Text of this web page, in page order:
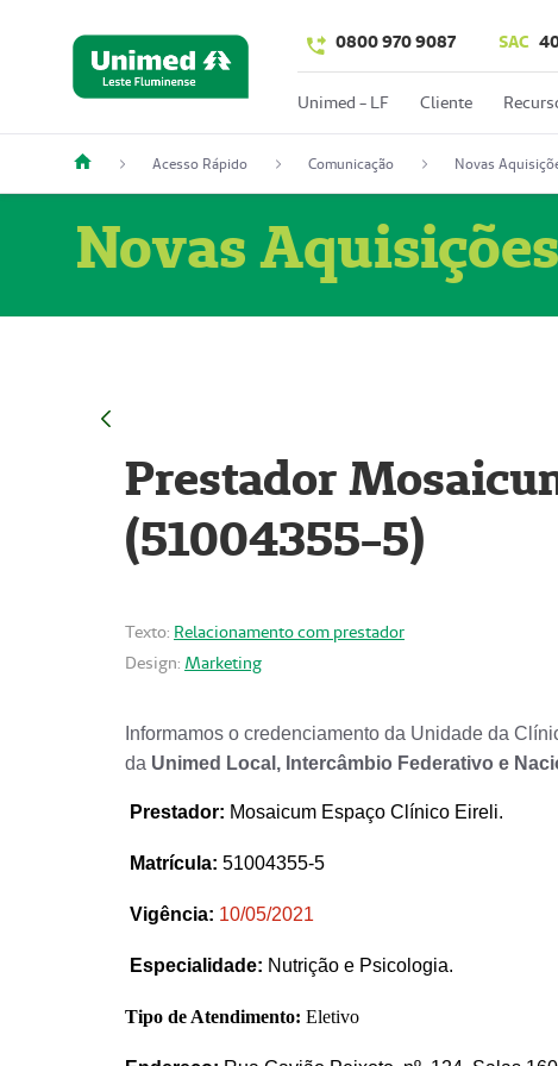
0800 970 9087 SAC
Unimed - LF Cliente
Acesso Rápido Comunicação Novas
Novas Aquisições
Prestador
(51004355-5)
Texto: Relacionamento com prestador
Design: Marketing
Informamos o credenciamento da Unidade da
da Unimed Local, Intercâmbio Federativo e
Prestador: Mosaicum Espaço Clínico Eireli.
Matrícula: 51004355-5
Vigência: 10/05/2021
Especialidade: Nutrição e Psicologia.
Tipo de Atendimento: Eletivo